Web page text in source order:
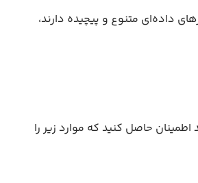
داده‌ای متنوع و پیچیده دارند،
حاصل کنید که موارد زیر را